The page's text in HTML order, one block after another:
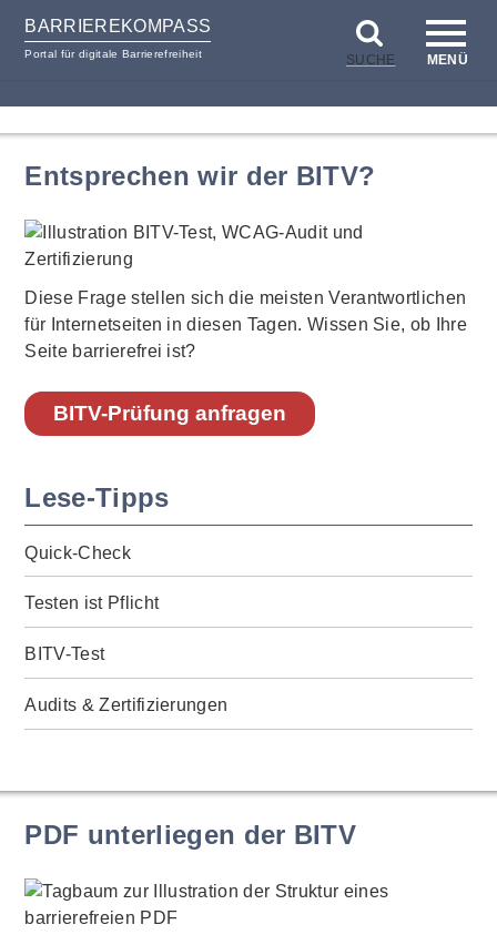
BARRIEREKOMPASS
Portal für digitale Barrierefreiheit SUCHE MENÜ
Entsprechen wir der BITV?
Diese Frage stellen sich die meisten Verantwortlichen
für Internetseiten in diesen Tagen. Wissen Sie, ob Ihre
Seite barrierefrei ist?
BITV-Prüfung anfragen
Lese-Tipps
Quick-Check
Testen ist Pflicht
BITV-Test
Audits & Zertifizierungen
PDF unterliegen der BITV